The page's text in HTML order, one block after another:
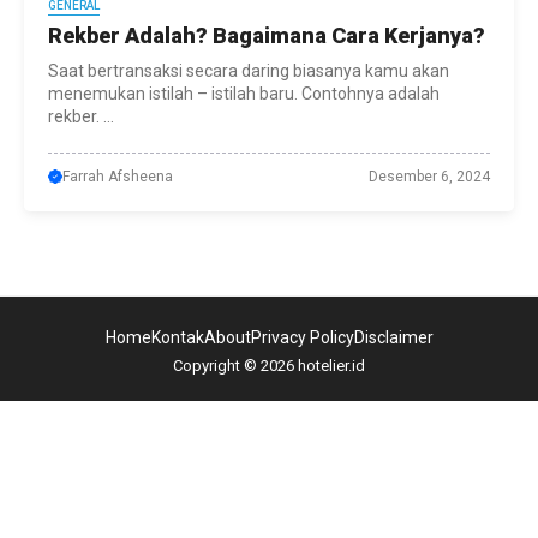
GENERAL
Rekber Adalah? Bagaimana Cara Kerjanya?
Saat bertransaksi secara daring biasanya kamu akan
menemukan istilah – istilah baru. Contohnya adalah
rekber. ...
Farrah Afsheena Desember 6, 2024
Copyright © 2026 hotelier.id
HomeKontakAboutPrivacy PolicyDisclaimer